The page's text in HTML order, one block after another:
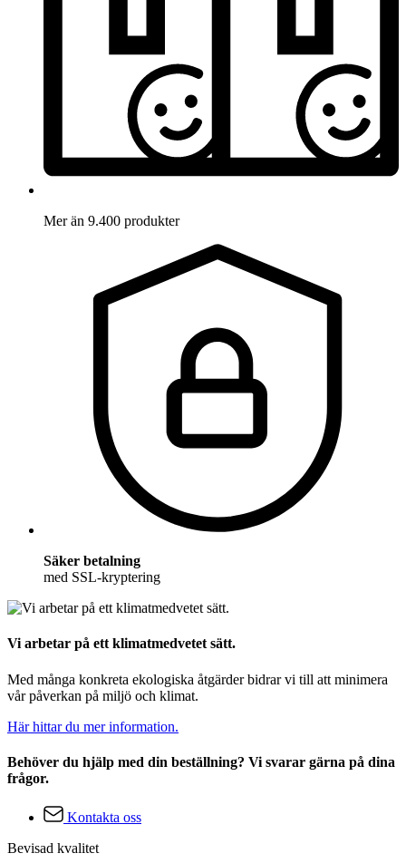
Mer än 9.400 produkter
Säker betalning
med SSL-kryptering
Vi arbetar på ett klimatmedvetet sätt.
Med många konkreta ekologiska åtgärder bidrar vi till att minimera
vår påverkan på miljö och klimat.
Här hittar du mer information.
Behöver du hjälp med din beställning? Vi svarar gärna på dina
frågor.
Kontakta oss
Bevisad kvalitet